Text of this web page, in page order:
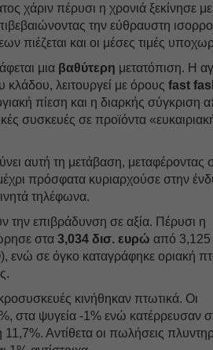
χάριν πέρυσι η χρονιά ξεκίνησε
την εύθραυστη
πιέζεται και οι μέσες τιμές
μια βαθύτερη μετατόπιση. Η
λειτουργεί με όρουςfast
πίεση και η διαρκής σύγκριση
συσκευές σε προϊόντα
αυτή τη μετάβαση, μεταφέροντας
πρόσφατα κυριαρχούσε στην
τηλέφωνα.
την επιβράδυνση σε αξία. Πέρυσι η
στα3,034 δισ. ευρώ από 3,125
ενώ σε όγκο καταγράφηκε οριακή
κινήθηκαν πτωτικά. Οι
στα ψυγεία -1% ενώ κατέρρευσαν
Αντίθετα οι πωλήσεις